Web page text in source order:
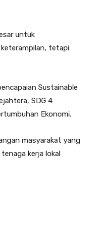
untuk
keterampilan, tetapi
Sustainable
SDG 4
Ekonomi.
masyarakat yang
kerja lokal